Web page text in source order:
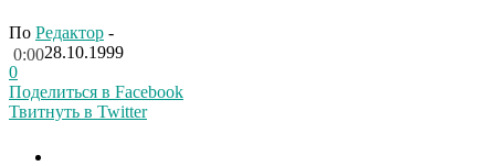
По Редактор -
28.10.1999
0:00
0
Поделиться в Facebook
Твитнуть в Twitter